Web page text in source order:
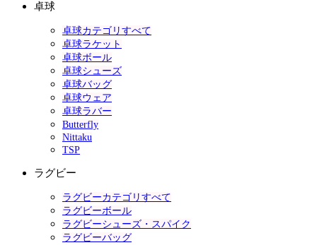
卓球
卓球カテゴリすべて
卓球ラケット
卓球ボール
卓球シューズ
卓球バッグ
卓球ウェア
卓球ラバー
Butterfly
Nittaku
TSP
ラグビー
ラグビーカテゴリすべて
ラグビーボール
ラグビーシューズ・スパイク
ラグビーバッグ